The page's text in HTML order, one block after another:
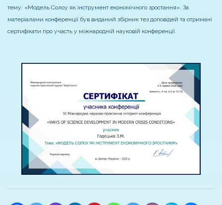
тему: «Модель Солоу як інструмент економічного зростання». За
матеріалами конференції був виданий збірник тез доповідей та отримані
сертифікати про участь у міжнародній науковій конференції.